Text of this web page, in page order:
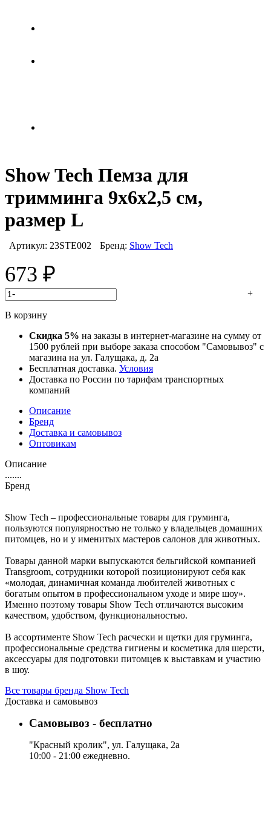
Show Tech Пемза для
тримминга 9x6x2,5 см,
размер L
Артикул: 23STE002 Бренд: Show Tech
673 ₽
- +
В корзину
Скидка 5% на заказы в интернет-магазине на сумму от
1500 рублей при выборе заказа способом "Самовывоз" с
магазина на ул. Галущака, д. 2а
Бесплатная доставка. Условия
Доставка по России по тарифам транспортных
компаний
Описание
Бренд
Доставка и самовывоз
Оптовикам
Описание
.......
Бренд
Show Tech – профессиональные товары для груминга,
пользуются популярностью не только у владельцев домашних
питомцев, но и у именитых мастеров салонов для животных.
Товары данной марки выпускаются бельгийской компанией
Transgroom, сотрудники которой позиционируют себя как
«молодая, динамичная команда любителей животных с
богатым опытом в профессиональном уходе и мире шоу».
Именно поэтому товары Show Tech отличаются высоким
качеством, удобством, функциональностью.
В ассортименте Show Tech расчески и щетки для груминга,
профессиональные средства гигиены и косметика для шерсти,
аксессуары для подготовки питомцев к выставкам и участию
в шоу.
Все товары бренда Show Tech
Доставка и самовывоз
Самовывоз - бесплатно
"Красный кролик", ул. Галущака, 2а
10:00 - 21:00 ежедневно.